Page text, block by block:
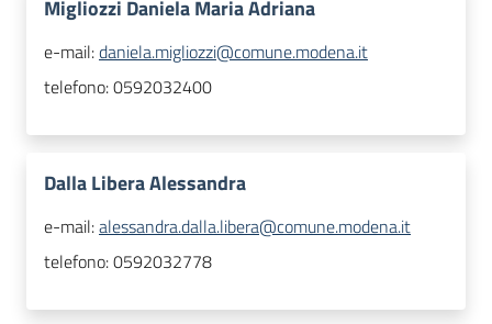
Migliozzi Daniela Maria Adriana
e-mail:daniela.migliozzi@comune.modena.it
telefono:0592032400
Dalla Libera Alessandra
e-mail:alessandra.dalla.libera@comune.modena.it
telefono:0592032778